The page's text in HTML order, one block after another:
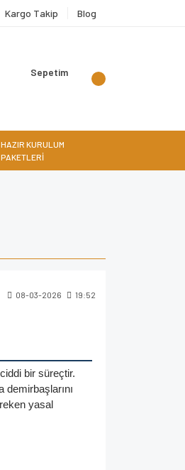
Kargo Takip Blog
Sepetim
HAZIR KURULUM
PAKETLERİ
08-03-2026 19:52
bir süreçtir.
demirbaşlarını
yasal